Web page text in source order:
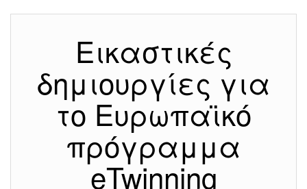
Εικαστικές
δημιουργίες για
το Ευρωπαϊκό
πρόγραμμα
eTwinning